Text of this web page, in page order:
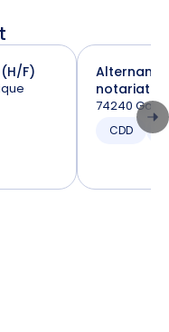
F)
notariat
74240
CDD